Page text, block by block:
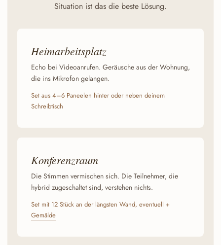
Situation ist das die beste Lösung.
Heimarbeitsplatz
Echo bei Videoanrufen. Geräusche aus der Wohnung,
die ins Mikrofon gelangen.
Set aus 4–6 Paneelen hinter oder neben deinem
Schreibtisch
Konferenzraum
Die Stimmen vermischen sich. Die Teilnehmer, die
hybrid zugeschaltet sind, verstehen nichts.
Set mit 12 Stück an der längsten Wand, eventuell +
Gemälde